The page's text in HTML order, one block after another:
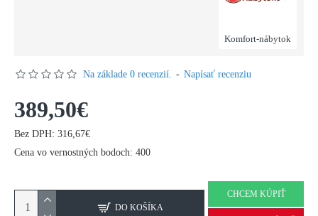
Komfort-nábytok
Na základe 0 recenzií. - Napísať recenziu
389,50€
Bez DPH: 316,67€
Cena vo vernostných bodoch: 400
DO KOŠÍKA
CHCEM KÚPIŤ